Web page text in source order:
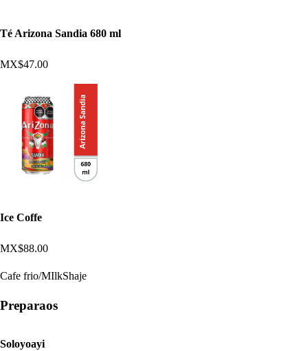
Té Arizona Sandia 680 ml
MX$47.00
Ice Coffe
MX$88.00
Cafe frio/MIlkShaje
Preparaos
Soloyoayi